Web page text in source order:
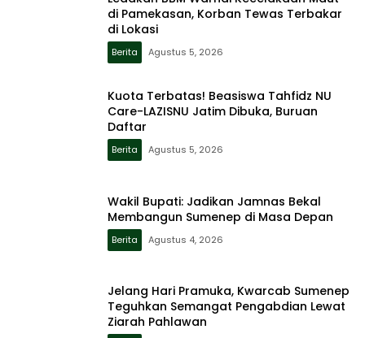
di Pamekasan, Korban Tewas Terbakar
di Lokasi
Berita Agustus 5, 2026
Kuota Terbatas! Beasiswa Tahfidz NU
Care-LAZISNU Jatim Dibuka, Buruan
Daftar
Berita Agustus 5, 2026
Wakil Bupati: Jadikan Jamnas Bekal
Membangun Sumenep di Masa Depan
Berita Agustus 4, 2026
Jelang Hari Pramuka, Kwarcab Sumenep
Teguhkan Semangat Pengabdian Lewat
Ziarah Pahlawan